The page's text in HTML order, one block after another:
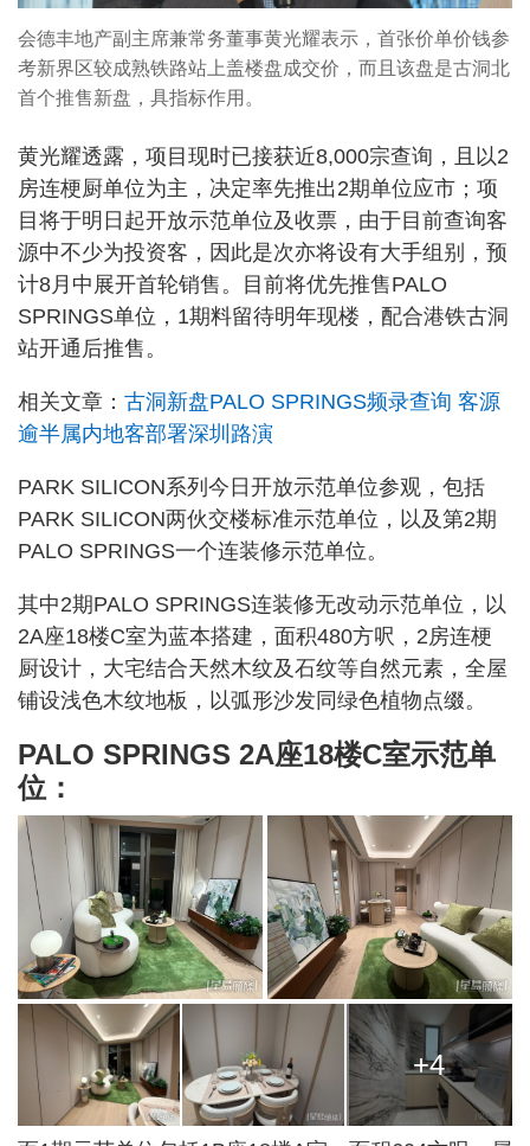
会德丰地产副主席兼常务董事黄光耀表示，首张价单价钱参
考新界区较成熟铁路站上盖楼盘成交价，而且该盘是古洞北
首个推售新盘，具指标作用。
黄光耀透露，项目现时已接获近8,000宗查询，且以2
房连梗厨单位为主，决定率先推出2期单位应市；项
目将于明日起开放示范单位及收票，由于目前查询客
源中不少为投资客，因此是次亦将设有大手组别，预
计8月中展开首轮销售。目前将优先推售PALO
SPRINGS单位，1期料留待明年现楼，配合港铁古洞
站开通后推售。
相关文章： 古洞新盘PALO SPRINGS频录查询 客源
逾半属内地客部署深圳路演
PARK SILICON系列今日开放示范单位参观，包括
PARK SILICON两伙交楼标准示范单位，以及第2期
PALO SPRINGS一个连装修示范单位。
其中2期PALO SPRINGS连装修无改动示范单位，以
2A座18楼C室为蓝本搭建，面积480方呎，2房连梗
厨设计，大宅结合天然木纹及石纹等自然元素，全屋
铺设浅色木纹地板，以弧形沙发同绿色植物点缀。
PALO SPRINGS 2A座18楼C室示范单
位：
+4